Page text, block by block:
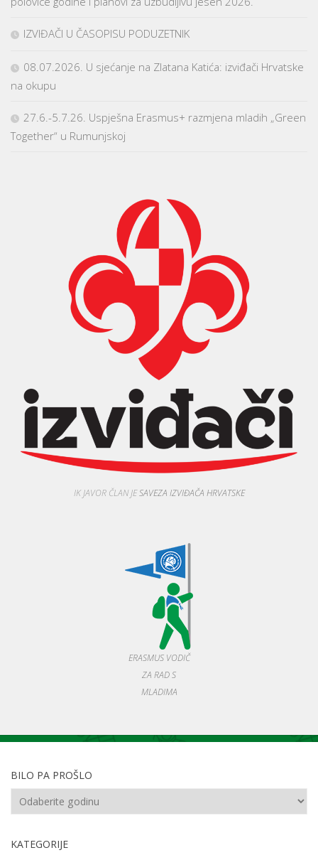
IZVIĐAČI U ČASOPISU PODUZETNIK
08.07.2026. U sjećanje na Zlatana Katića: izviđači Hrvatske
na okupu
27.6.-5.7.26. Uspješna Erasmus+ razmjena mladih „Green
Together“ u Rumunjskoj
IK JAVOR ČLAN JESAVEZA IZVIĐAČA HRVATSKE
ERASMUS VODIČ
ZA RAD S
MLADIMA
BILO PA PROŠLO
KATEGORIJE